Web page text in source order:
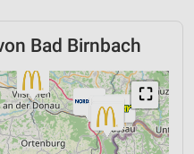
Bad Birnbach
⛶